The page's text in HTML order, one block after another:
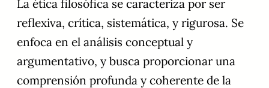
La ética filosófica se caracteriza por ser
reflexiva, crítica, sistemática, y rigurosa. Se
enfoca en el análisis conceptual y
argumentativo, y busca proporcionar una
comprensión profunda y coherente de la